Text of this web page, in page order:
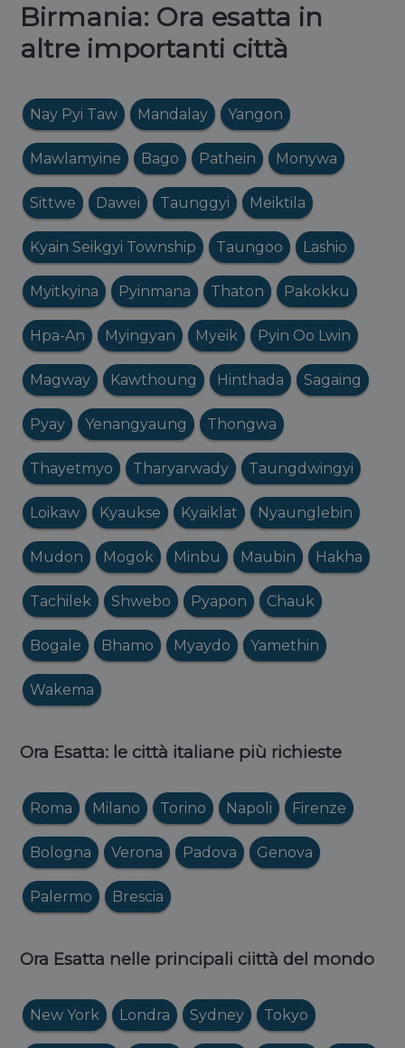
Birmania: Ora esatta in
altre importanti città
Nay Pyi Taw Mandalay Yangon
Mawlamyine Bago Pathein Monywa
Sittwe Dawei Taunggyi Meiktila
Kyain Seikgyi Township Taungoo Lashio
Myitkyina Pyinmana Thaton Pakokku
Hpa-An Myingyan Myeik Pyin Oo Lwin
Magway Kawthoung Hinthada Sagaing
Pyay Yenangyaung Thongwa
Thayetmyo Tharyarwady Taungdwingyi
Loikaw Kyaukse Kyaiklat Nyaunglebin
Mudon Mogok Minbu Maubin Hakha
Tachilek Shwebo Pyapon Chauk
Bogale Bhamo Myaydo Yamethin
Wakema
Ora Esatta: le città italiane più richieste
Roma Milano Torino Napoli Firenze
Bologna Verona Padova Genova
Palermo Brescia
Ora Esatta nelle principali ciittà del mondo
New York Londra Sydney Tokyo